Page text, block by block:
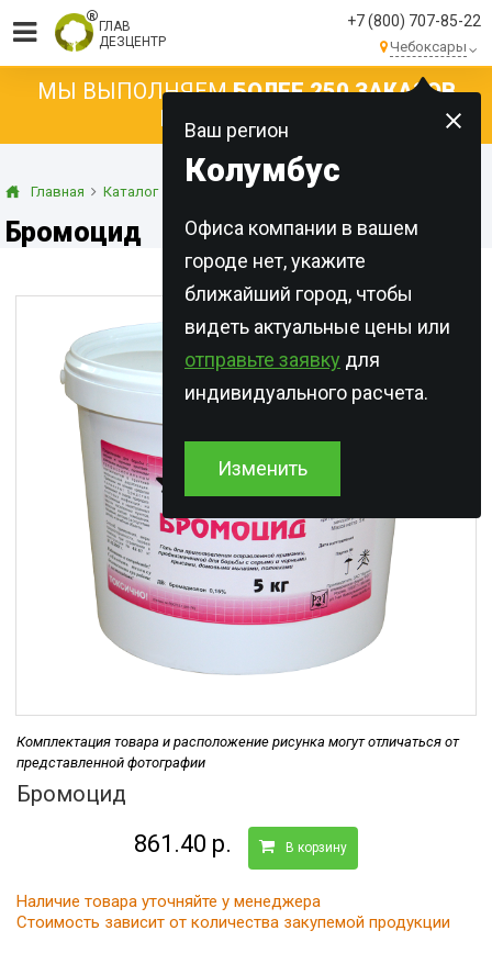
ГЛАВ
ДЕЗЦЕНТР
+7 (800) 707-85-22
Чебоксары
Ваш регион
Колумбус
Офиса компании в вашем
городе нет, укажите
ближайший город, чтобы
видеть актуальные цены или
отправьте заявку для
индивидуального расчета.
Изменить
МЫ ВЫПОЛНЯЕМБОЛЕЕ 250 ЗАКАЗОВ
КАЖДЫЙ ДЕНЬ!
Главная Каталог Концентраты Гели
Бромоцид
Комплектация товара и расположение рисунка могут отличаться от
представленной фотографии
Бромоцид
861.40 р. В корзину
Наличие товара уточняйте у менеджера
Стоимость зависит от количества закупемой продукции